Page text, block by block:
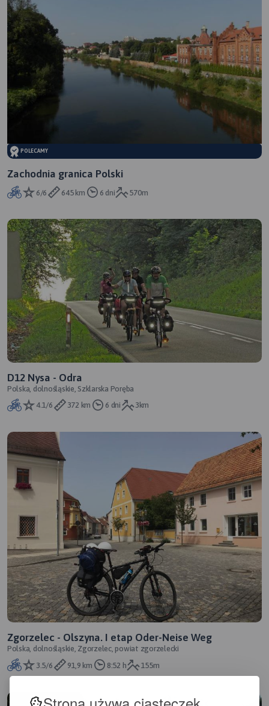
POLECAMY
Zachodnia granica Polski
6/6 645 km 6 dni 570m
D12 Nysa - Odra
Polska, dolnośląskie, Szklarska Poręba
4.1/6
372 km 6 dni 3km
Zgorzelec - Olszyna. I etap Oder-Neise Weg
Polska, dolnośląskie, Zgorzelec, powiat zgorzelecki
3.5/6
91,9 km 8:52 h 155m